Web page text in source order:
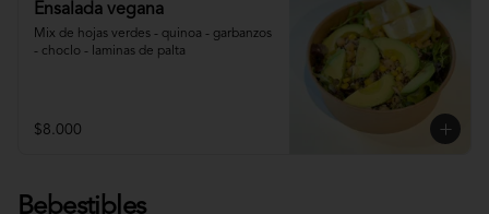
Ensalada vegana
Mix de hojas verdes - quinoa - garbanzos
- choclo - laminas de palta
$8.000
Bebestibles